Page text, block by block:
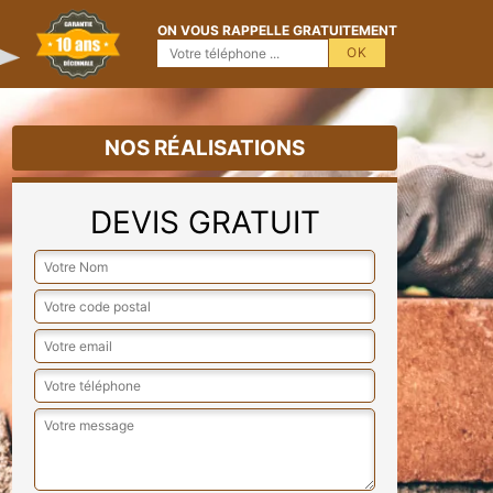
ON VOUS RAPPELLE GRATUITEMENT
NOS RÉALISATIONS
DEVIS GRATUIT